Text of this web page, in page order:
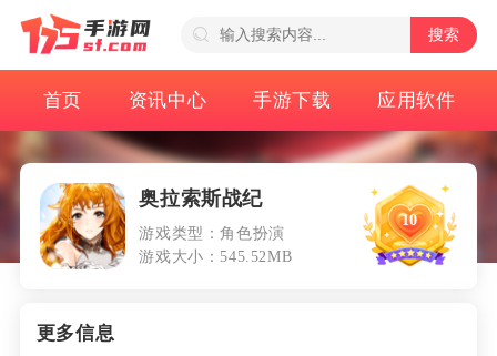
搜索
首页 资讯中心 手游下载 应用软件
奥拉索斯战纪
游戏类型：角色扮演
游戏大小：545.52MB
10